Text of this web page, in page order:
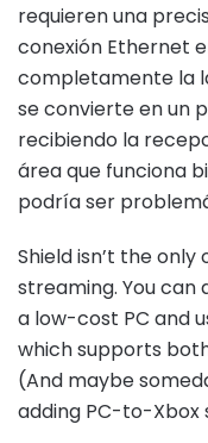
requieren una
conexión Ethernet
completamente la
se convierte en un
recibiendo la
área que funciona
podría ser
Shield isn’t the
streaming. You can
a low-cost PC and
which supports
(And maybe
adding PC-to-Xbox